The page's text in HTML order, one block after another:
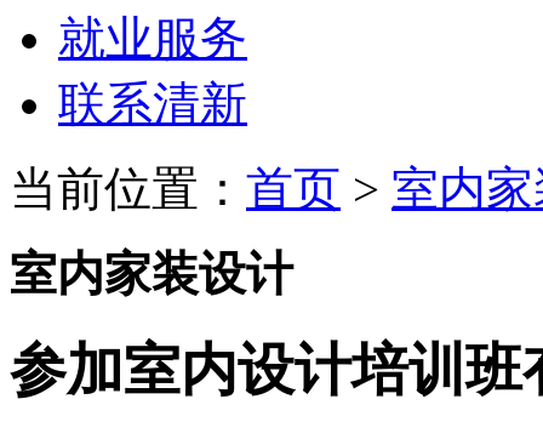
就业服务
联系清新
当前位置： 首页 > 室内
室内家装设计
参加室内设计培训